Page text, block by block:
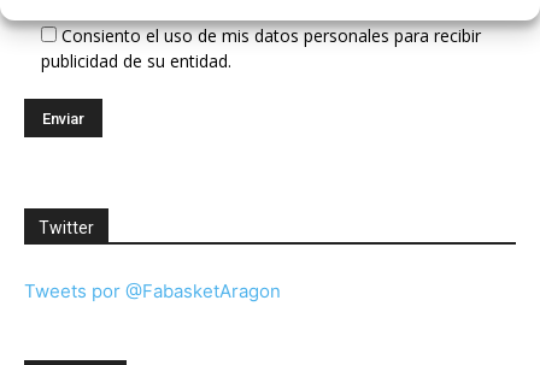
Consiento el uso de mis datos personales para recibir
publicidad de su entidad.
Twitter
Tweets por @FabasketAragon